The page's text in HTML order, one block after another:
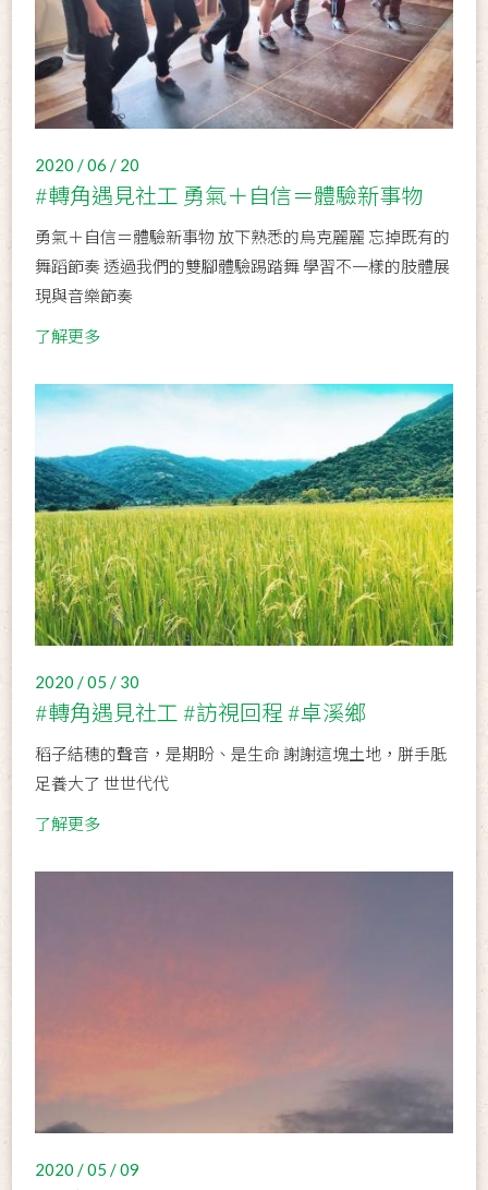
2020 / 06 / 20
#轉角遇見社工 勇氣＋自信＝體驗新事物
勇氣＋自信＝體驗新事物 放下熟悉的烏克麗麗 忘掉既有的
舞蹈節奏 透過我們的雙腳體驗踢踏舞 學習不一樣的肢體展
現與音樂節奏
了解更多
2020 / 05 / 30
#轉角遇見社工 #訪視回程 #卓溪鄉
稻子結穗的聲音，是期盼、是生命 謝謝這塊土地，胼手胝
足養大了 世世代代
了解更多
2020 / 05 / 09